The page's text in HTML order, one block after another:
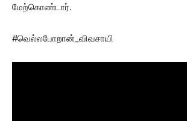
மேற்கொண்டார்.
#வெல்லபோறான்_விவசாயி